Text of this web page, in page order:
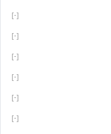
[-]
[-]
[-]
[-]
[-]
[-]